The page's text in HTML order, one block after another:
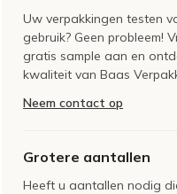
Uw verpakkingen testen
gebruik? Geen probleem!
gratis sample aan en
kwaliteit van Baas
Neem contact op
Grotere aantallen
Heeft u aantallen nodig